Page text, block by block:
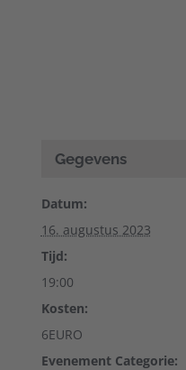
Gegevens
Datum:
16. augustus 2023
Tijd:
19:00
Kosten:
6EURO
Evenement Categorie: